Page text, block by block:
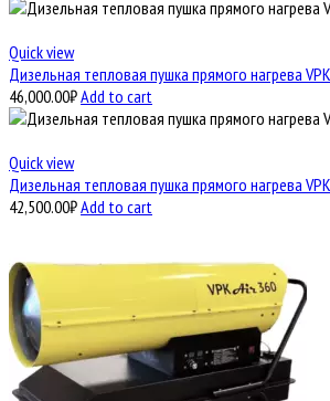
Quick view
Дизельная тепловая пушка прямого нагрева
46,000.00₽Add to cart
Quick view
Дизельная тепловая пушка прямого нагрева
42,500.00₽Add to cart